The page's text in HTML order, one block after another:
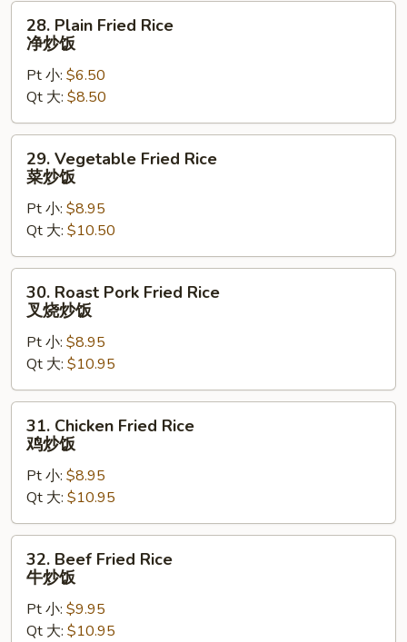
28.
Plain
Fried
Rice
炒
饭
28. Plain Fried Rice
净炒饭
Pt 小: $6.50
Qt 大: $8.50
29.
Vegetable
Fried
Rice
炒
饭
29. Vegetable Fried Rice
菜炒饭
Pt 小: $8.95
Qt 大: $10.50
30.
Roast
Pork
Fried
Rice
叉
烧
30. Roast Pork Fried Rice
叉烧炒饭
Pt 小: $8.95
Qt 大: $10.95
31.
Chicken
Fried
Rice
炒
饭
31. Chicken Fried Rice
鸡炒饭
Pt 小: $8.95
Qt 大: $10.95
32.
Beef
Fried
Rice
32. Beef Fried Rice
牛炒饭
Pt 小: $9.95
Qt 大: $10.95